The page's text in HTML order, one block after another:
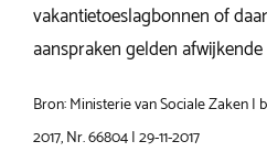
vakantietoeslagbonnen of
aanspraken gelden
Bron: Ministerie van Sociale Zaken |
2017, Nr. 66804 | 29-11-2017